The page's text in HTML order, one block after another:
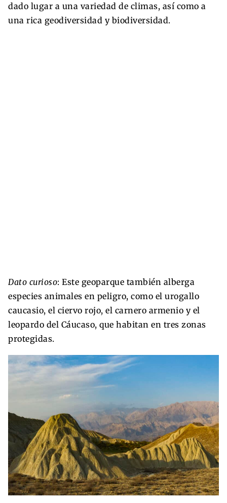
dado lugar a una variedad de climas, así como a
una rica geodiversidad y biodiversidad.
Dato curioso: Este geoparque también alberga
especies animales en peligro, como el urogallo
caucasio, el ciervo rojo, el carnero armenio y el
leopardo del Cáucaso, que habitan en tres zonas
protegidas.